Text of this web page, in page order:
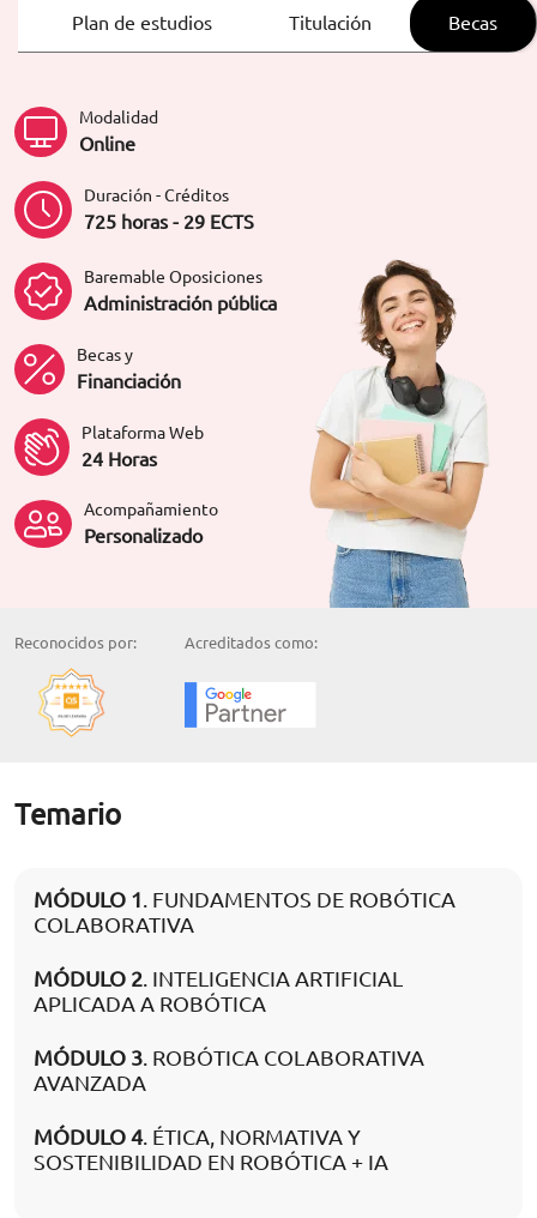
Plan de estudios Titulación Becas
Modalidad
Online
Duración - Créditos
725 horas - 29 ECTS
Baremable Oposiciones
Administración pública
Becas y
Financiación
Plataforma Web
24 Horas
Acompañamiento
Personalizado
Reconocidos por: Acreditados como:
Temario
MÓDULO 1 . FUNDAMENTOS DE ROBÓTICA
COLABORATIVA
MÓDULO 2 . INTELIGENCIA ARTIFICIAL
APLICADA A ROBÓTICA
MÓDULO 3 . ROBÓTICA COLABORATIVA
AVANZADA
MÓDULO 4. ÉTICA, NORMATIVA Y
SOSTENIBILIDAD EN ROBÓTICA + IA